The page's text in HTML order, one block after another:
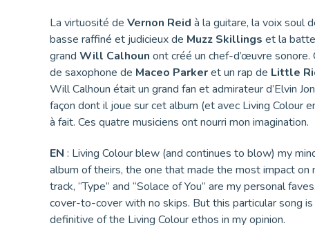
La virtuosité de Vernon Reid à la guitare, la voix soul
basse raffiné et judicieux de Muzz Skillings et la
grand Will Calhoun ont créé un chef-d’œuvre
de saxophone de Maceo Parkeret un rap de Little
Will Calhoun était un grand fan et admirateur d’Elvin
façon dont il joue sur cet album (et avec Living Colour
à fait. Ces quatre musiciens ont nourri mon imagination.
EN : Living Colour blew (and continues to blow) my
album of theirs, the one that made the most impact on
track, “Type” and “Solace of You” are my personal
cover-to-cover with no skips. But this particular song
definitive of the Living Colour ethos in my opinion.